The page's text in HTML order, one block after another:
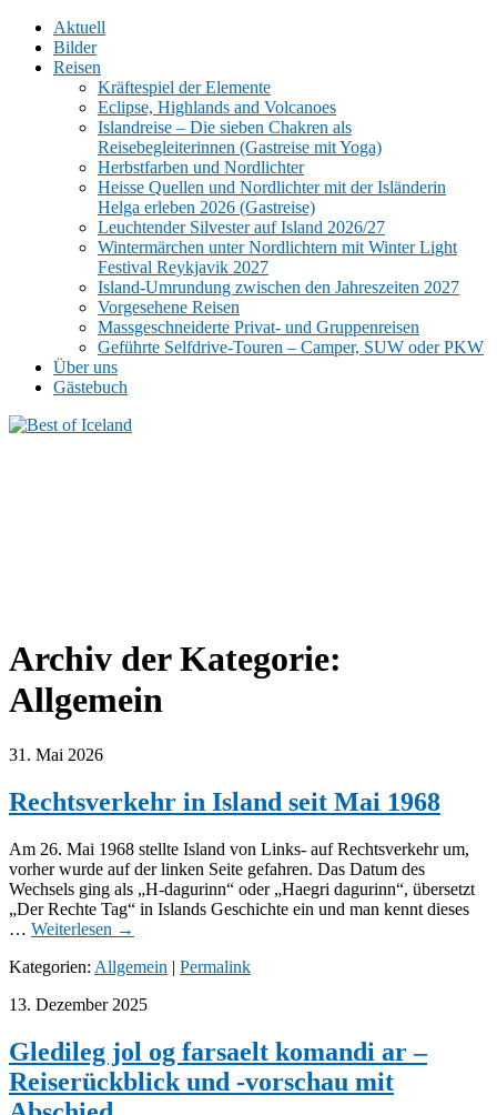
Aktuell
Bilder
Reisen
Kräftespiel der Elemente
Eclipse, Highlands and Volcanoes
Islandreise – Die sieben Chakren als
Reisebegleiterinnen (Gastreise mit Yoga)
Herbstfarben und Nordlichter
Heisse Quellen und Nordlichter mit der Isländerin
Helga erleben 2026 (Gastreise)
Leuchtender Silvester auf Island 2026/27
Wintermärchen unter Nordlichtern mit Winter Light
Festival Reykjavik 2027
Island-Umrundung zwischen den Jahreszeiten 2027
Vorgesehene Reisen
Massgeschneiderte Privat- und Gruppenreisen
Geführte Selfdrive-Touren – Camper, SUW oder PKW
Über uns
Gästebuch
Archiv der Kategorie:
Allgemein
31. Mai 2026
Rechtsverkehr in Island seit Mai 1968
Am 26. Mai 1968 stellte Island von Links- auf Rechtsverkehr um,
vorher wurde auf der linken Seite gefahren. Das Datum des
Wechsels ging als „H-dagurinn“ oder „Haegri dagurinn“, übersetzt
„Der Rechte Tag“ in Islands Geschichte ein und man kennt dieses
… Weiterlesen →
Kategorien: Allgemein | Permalink
13. Dezember 2025
Gledileg jol og farsaelt komandi ar –
Reiserückblick und -vorschau mit